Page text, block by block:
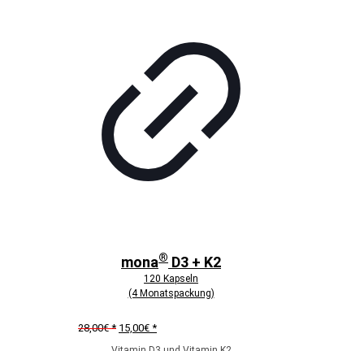
mona® D3 + K2
120 Kapseln
(4 Monatspackung)
28,00€
Ursprünglicher
15,00€ Aktueller